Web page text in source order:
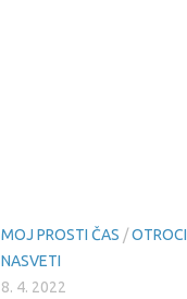
MOJ PROSTI ČAS /OTROCI
NASVETI
8. 4. 2022